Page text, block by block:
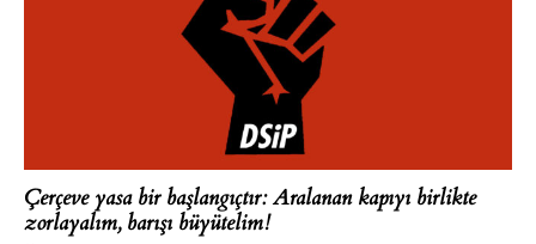
Çerçeve yasa bir başlangıçtır: Aralanan kapıyı birlikte
zorlayalım, barışı büyütelim!